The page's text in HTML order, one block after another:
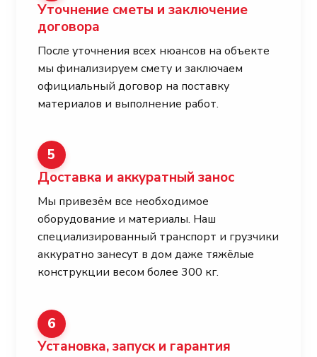
Уточнение сметы и заключение
договора
После уточнения всех нюансов на объекте
мы финализируем смету и заключаем
официальный договор на поставку
материалов и выполнение работ.
5
Доставка и аккуратный занос
Мы привезём все необходимое
оборудование и материалы. Наш
специализированный транспорт и грузчики
аккуратно занесут в дом даже тяжёлые
конструкции весом более 300 кг.
6
Установка, запуск и гарантия